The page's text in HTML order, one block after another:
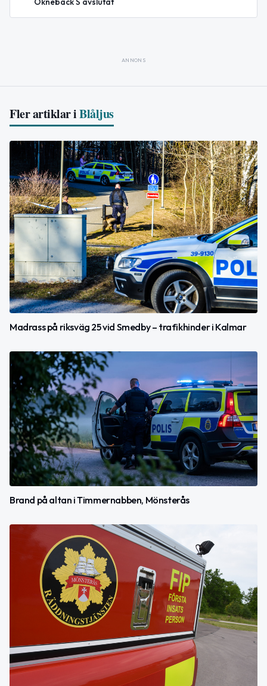
ANNONS
Fler artiklar iBlåljus
Madrass på riksväg 25 vid Smedby – trafikhinder i Kalmar
Brand på altan i Timmernabben, Mönsterås